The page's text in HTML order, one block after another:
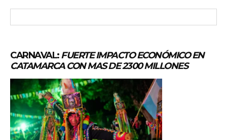
CARNAVAL:FUERTE IMPACTO ECONÓMICO EN
CATAMARCA CON MAS DE 2300 MILLONES